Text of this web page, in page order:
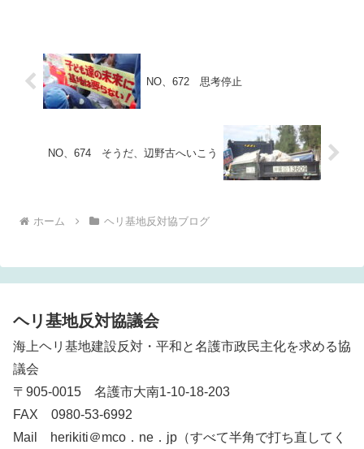
NO、672 思考停止
NO、674 そうだ、辺野古へいこう
ホーム ヘリ基地反対協ブログ
ヘリ基地反対協議会
海上ヘリ基地建設反対・平和と名護市政民主化を求める協
議会
〒905-0015 名護市大南1-10-18-203
FAX 0980-53-6992
Mail herikiti＠mco．ne．jp（すべて半角で打ち直してく